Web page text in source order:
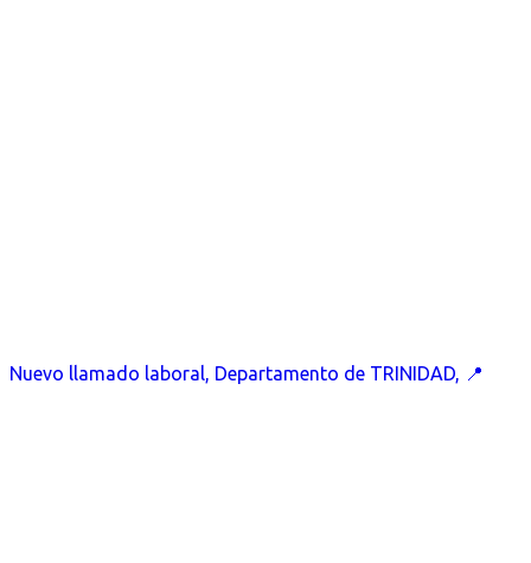
Nuevo llamado laboral, Departamento de TRINIDAD, 📍